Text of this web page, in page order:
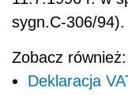
sygn.C-306/94).
Zobacz również:
Deklaracja